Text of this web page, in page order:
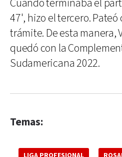
Cuando terminaba el
47', hizo el tercero.
trámite. De esta manera,
quedó con la
Sudamericana 2022.
Temas: